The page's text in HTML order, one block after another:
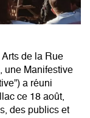
de la Rue
une Manifestive
a réuni
ce 18 août,
des publics et